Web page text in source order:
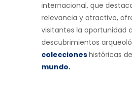
internacional, que
relevancia y atractivo,
visitantes la oportunidad
descubrimientos
coleccioneshistóricas de
mundo.